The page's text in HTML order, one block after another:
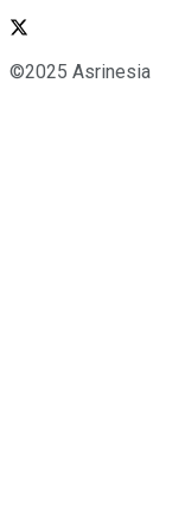
©2025 Asrinesia